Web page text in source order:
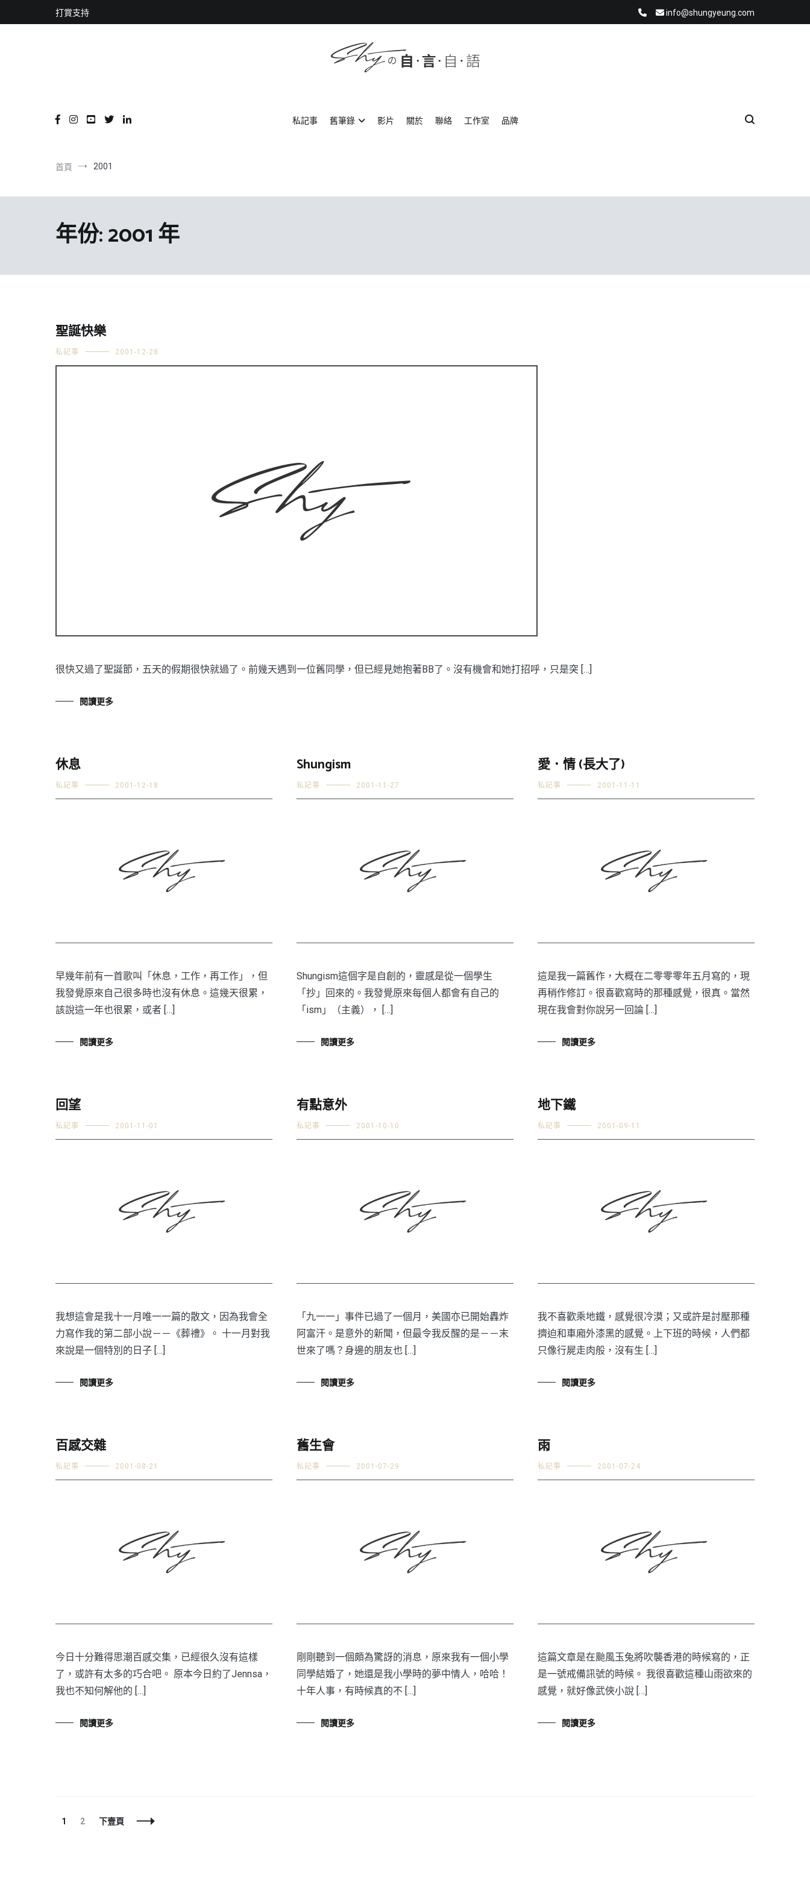
到
打賞支持 info@shungyeung.com
私記事 舊筆錄 影片 關於 聯絡 工作室 品牌
首頁 2001
年份:2001 年
聖誕快樂
私記事 2001-12-28
很快又過了聖誕節，五天的假期很快就過了。前幾天遇到一位舊同學，但已經見她抱著BB了。沒有機會和她打招呼，只是突 […]
閱讀更多
休息
私記事 2001-12-18
早幾年前有一首歌叫「休息，工作，再工作」，但
我發覺原來自己很多時也沒有休息。這幾天很累，
該說這一年也很累，或者 […]
閱讀更多
Shungism
私記事 2001-11-27
Shungism這個字是自創的，靈感是從一個學生
「抄」回來的。我發覺原來每個人都會有自己的
「ism」（主義）， […]
閱讀更多
愛．情 (長大了)
私記事 2001-11-11
這是我一篇舊作，大概在二零零零年五月寫的，現
再稍作修訂。很喜歡寫時的那種感覺，很真。當然
現在我會對你說另一回論 […]
閱讀更多
回望
私記事 2001-11-01
我想這會是我十一月唯一一篇的散文，因為我會全
力寫作我的第二部小說－－《葬禮》。 十一月對我
來說是一個特別的日子 […]
閱讀更多
有點意外
私記事 2001-10-10
「九一一」事件已過了一個月，美國亦已開始轟炸
阿富汗。是意外的新聞，但最令我反醒的是－－末
世來了嗎？身邊的朋友也 […]
閱讀更多
地下鐵
私記事 2001-09-11
我不喜歡乘地鐵，感覺很冷漠；又或許是討壓那種
擠迫和車廂外漆黑的感覺。上下班的時候，人們都
只像行屍走肉般，沒有生 […]
閱讀更多
百感交雜
私記事 2001-08-21
今日十分難得思潮百感交集，已經很久沒有這樣
了，或許有太多的巧合吧。 原本今日約了Jennsa，
我也不知何解他的 […]
閱讀更多
舊生會
私記事 2001-07-29
剛剛聽到一個頗為驚訝的消息，原來我有一個小學
同學結婚了，她還是我小學時的夢中情人，哈哈！
十年人事，有時候真的不 […]
閱讀更多
雨
私記事 2001-07-24
這篇文章是在颱風玉兔將吹襲香港的時候寫的，正
是一號戒備訊號的時候。 我很喜歡這種山雨欲來的
感覺，就好像武俠小說 […]
閱讀更多
文頁
1
頁
2 下壹頁